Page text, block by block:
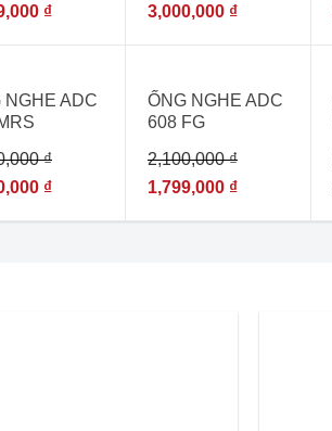
₫
2122
3,000,000 ₫
NGHE ADC
₫
₫
ỐNG NGHE ADC
608 FG
2,100,000₫
1,799,000 ₫